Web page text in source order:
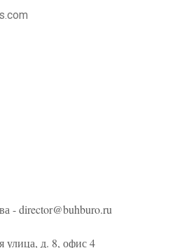
-director@buhburo.ru
д. 8, офис 4